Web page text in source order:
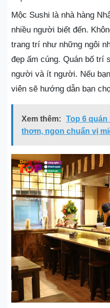
Mộc Sushi là nhà hàng
nhiều người biết đến.
trang trí như những ngôi
đẹp ấm cúng. Quán bố trí
người và ít người. Nếu
viên sẽ hướng dẫn bạn
Xem thêm:
Top 6
thơm, ngon chuẩn vị